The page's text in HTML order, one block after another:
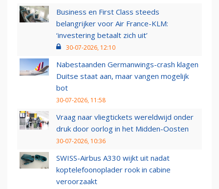
Business en First Class steeds
belangrijker voor Air France-KLM:
‘investering betaalt zich uit’
30-07-2026, 12:10
Nabestaanden Germanwings-crash klagen
Duitse staat aan, maar vangen mogelijk
bot
30-07-2026, 11:58
Vraag naar vliegtickets wereldwijd onder
druk door oorlog in het Midden-Oosten
30-07-2026, 10:36
SWISS-Airbus A330 wijkt uit nadat
koptelefoonoplader rook in cabine
veroorzaakt